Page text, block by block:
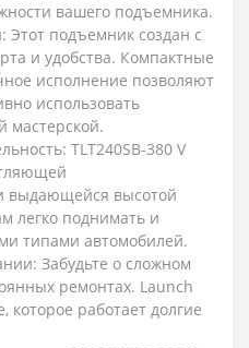
вашего подъемника.
подъемник создан с
и удобства. Компактные
исполнение позволяют
использовать
мастерской.
TLT240SB-380 V
выдающейся высотой
легко поднимать и
типами автомобилей.
Забудьте о сложном
ремонтах. Launch
которое работает долгие